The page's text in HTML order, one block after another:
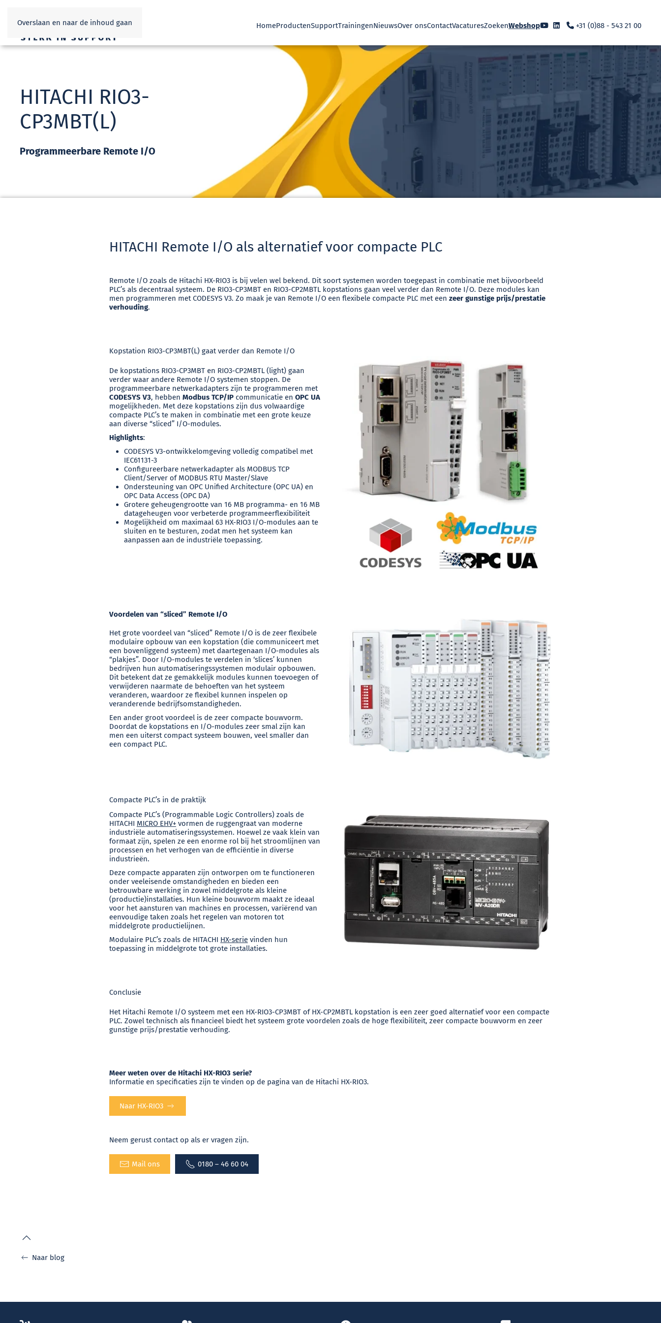
Overslaan en naar de inhoud gaan HomeProductenSupportTrainingenNieuwsOver onsContactVacaturesZoekenWebshop +31 (0)88 - 543 21 00
HITACHI RIO3-
CP3MBT(L)
Programmeerbare Remote I/O
HITACHI Remote I/O als alternatief voor compacte PLC
Remote I/O zoals de Hitachi HX-RIO3 is bij velen wel bekend. Dit soort systemen worden toegepast in combinatie met bijvoorbeeld
PLC’s als decentraal systeem. De RIO3-CP3MBT en RIO3-CP2MBTL kopstations gaan veel verder dan Remote I/O. Deze modules kan
men programmeren met CODESYS V3. Zo maak je van Remote I/O een flexibele compacte PLC met een zeer gunstige prijs/prestatie
verhouding.
Kopstation RIO3-CP3MBT(L) gaat verder dan Remote I/O
De kopstations RIO3-CP3MBT en RIO3-CP2MBTL (light) gaan
verder waar andere Remote I/O systemen stoppen. De
programmeerbare netwerkadapters zijn te programmeren met
CODESYS V3, hebben Modbus TCP/IP communicatie en OPC UA
mogelijkheden. Met deze kopstations zijn dus volwaardige
compacte PLC’s te maken in combinatie met een grote keuze
aan diverse “sliced” I/O-modules.
Highlights:
CODESYS V3-ontwikkelomgeving volledig compatibel met
IEC61131-3
Configureerbare netwerkadapter als MODBUS TCP
Client/Server of MODBUS RTU Master/Slave
Ondersteuning van OPC Unified Architecture (OPC UA) en
OPC Data Access (OPC DA)
Grotere geheugengrootte van 16 MB programma- en 16 MB
datageheugen voor verbeterde programmeerflexibiliteit
Mogelijkheid om maximaal 63 HX-RIO3 I/O-modules aan te
sluiten en te besturen, zodat men het systeem kan
aanpassen aan de industriële toepassing.
Voordelen van “sliced” Remote I/O
Het grote voordeel van “sliced” Remote I/O is de zeer flexibele
modulaire opbouw van een kopstation (die communiceert met
een bovenliggend systeem) met daartegenaan I/O-modules als
“plakjes”. Door I/O-modules te verdelen in ‘slices’ kunnen
bedrijven hun automatiseringssystemen modulair opbouwen.
Dit betekent dat ze gemakkelijk modules kunnen toevoegen of
verwijderen naarmate de behoeften van het systeem
veranderen, waardoor ze flexibel kunnen inspelen op
veranderende bedrijfsomstandigheden.
Een ander groot voordeel is de zeer compacte bouwvorm.
Doordat de kopstations en I/O-modules zeer smal zijn kan
men een uiterst compact systeem bouwen, veel smaller dan
een compact PLC.
Compacte PLC’s in de praktijk
Compacte PLC’s (Programmable Logic Controllers) zoals de
HITACHI MICRO EHV+ vormen de ruggengraat van moderne
industriële automatiseringssystemen. Hoewel ze vaak klein van
formaat zijn, spelen ze een enorme rol bij het stroomlijnen van
processen en het verhogen van de efficiëntie in diverse
industrieën.
Deze compacte apparaten zijn ontworpen om te functioneren
onder veeleisende omstandigheden en bieden een
betrouwbare werking in zowel middelgrote als kleine
(productie)installaties. Hun kleine bouwvorm maakt ze ideaal
voor het aansturen van machines en processen, variërend van
eenvoudige taken zoals het regelen van motoren tot
middelgrote productielijnen.
Modulaire PLC’s zoals de HITACHI HX-serie vinden hun
toepassing in middelgrote tot grote installaties.
Conclusie
Het Hitachi Remote I/O systeem met een HX-RIO3-CP3MBT of HX-CP2MBTL kopstation is een zeer goed alternatief voor een compacte
PLC. Zowel technisch als financieel biedt het systeem grote voordelen zoals de hoge flexibiliteit, zeer compacte bouwvorm en zeer
gunstige prijs/prestatie verhouding.
Meer weten over de Hitachi HX-RIO3 serie?
Informatie en specificaties zijn te vinden op de pagina van de Hitachi HX-RIO3.
Naar HX-RIO3
Neem gerust contact op als er vragen zijn.
Mail ons 0180 – 46 60 04
Naar blog